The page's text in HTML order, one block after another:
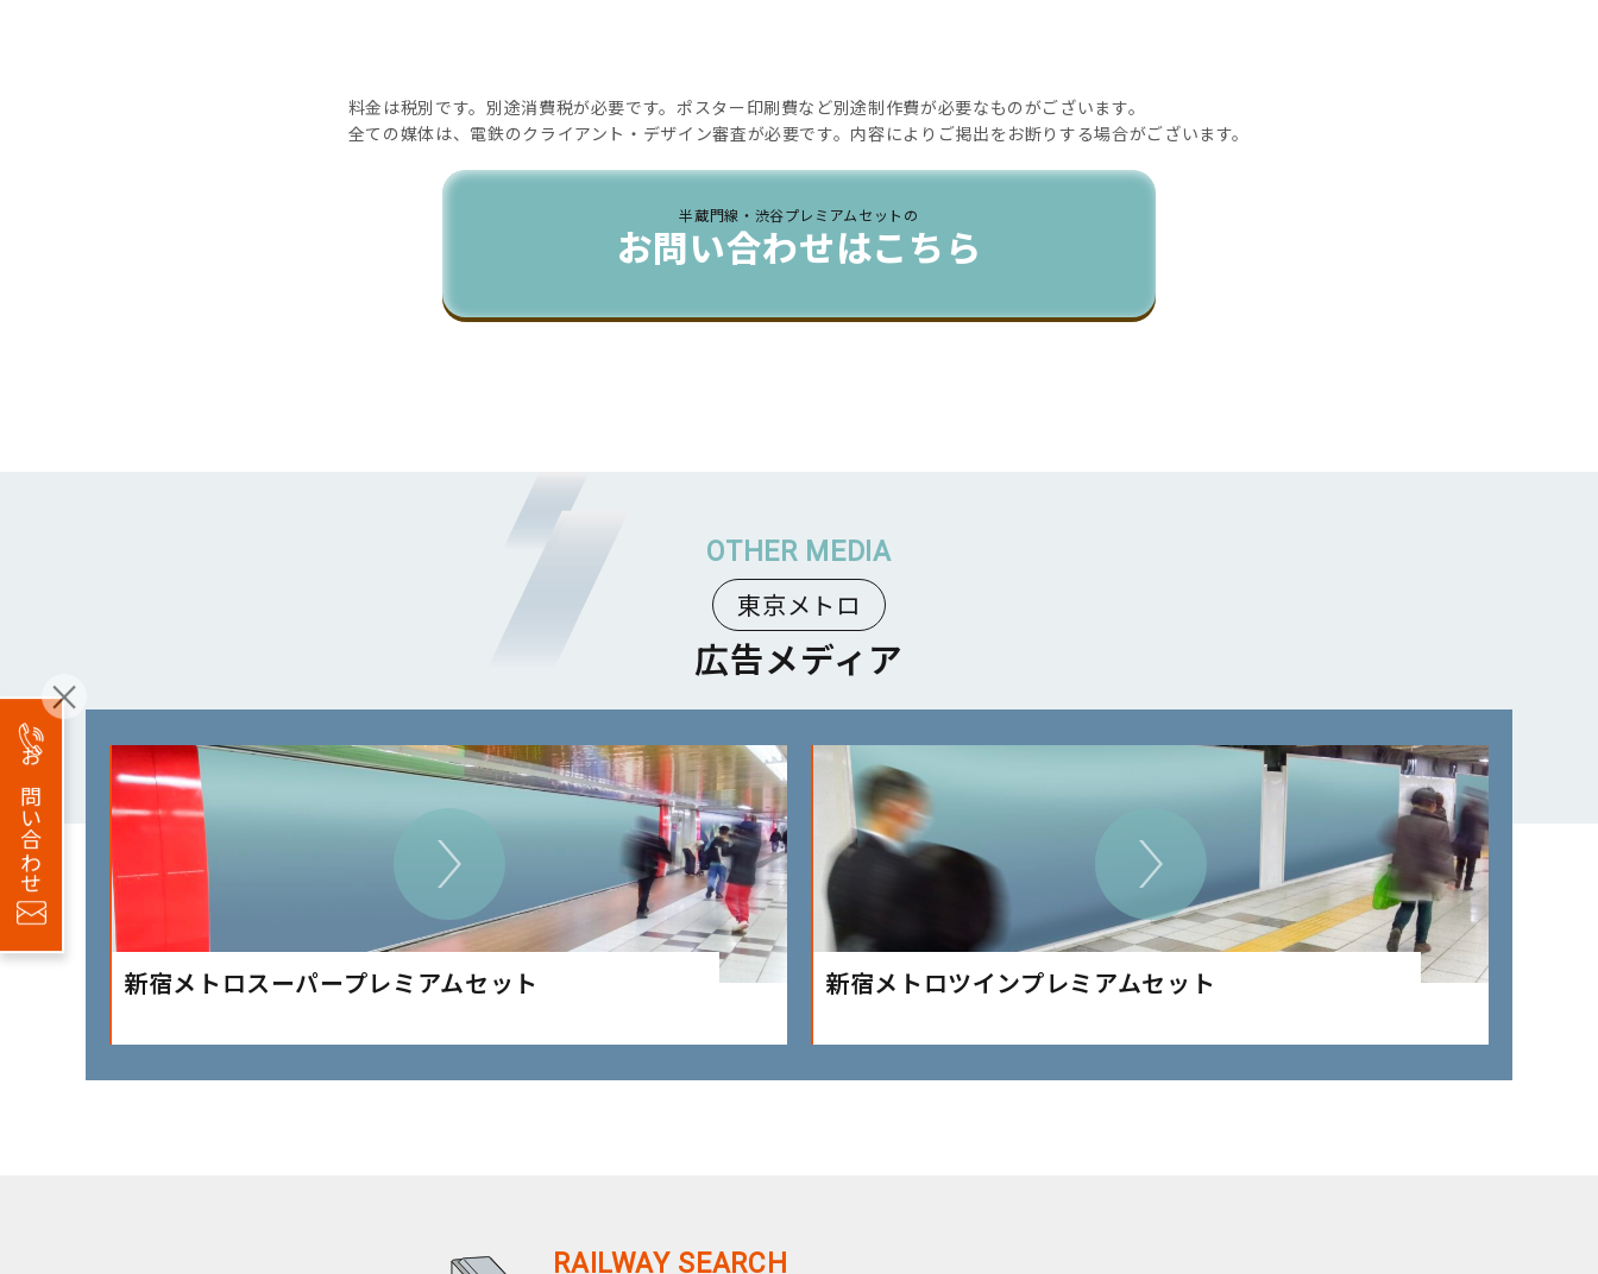
料金は税別です。別途消費税が必要です。ポスター印刷費など別途制作費が必要なものがございます。
全ての媒体は、電鉄のクライアント・デザイン審査が必要です。内容によりご掲出をお断りする場合がございます。
半蔵門線・渋谷プレミアムセットの
お問い合わせはこちら
東京メトロ
広告メディア
新宿メトロスーパープレミアムセット 新宿メトロツインプレミアムセット
お問い合わせ